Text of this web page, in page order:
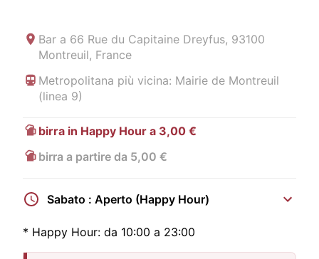
Bar a 66 Rue du Capitaine Dreyfus, 93100
Montreuil, France
Metropolitana più vicina: Mairie de Montreuil
(linea 9)
birra in Happy Hour a 3,00 €
birra a partire da 5,00 €
Sabato : Aperto (Happy Hour)
* Happy Hour: da 10:00 a 23:00